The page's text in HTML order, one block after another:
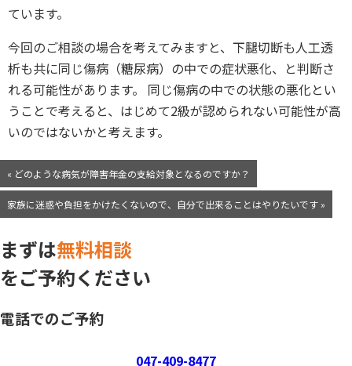
ています。
今回のご相談の場合を考えてみますと、下腿切断も人工透
析も共に同じ傷病（糖尿病）の中での症状悪化、と判断さ
れる可能性があります。 同じ傷病の中での状態の悪化とい
うことで考えると、はじめて2級が認められない可能性が高
いのではないかと考えます。
« どのような病気が障害年金の支給対象となるのですか？
家族に迷惑や負担をかけたくないので、自分で出来ることはやりたいです »
まずは無料相談
をご予約ください
電話でのご予約
047-409-8477